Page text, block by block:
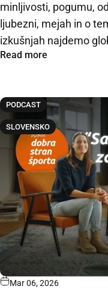
minljivosti, pogumu,
ljubezni, mejah in o
izkušnjah najdemo
Read more
PODCAST
SLOVENSKO
Mar 06, 2026